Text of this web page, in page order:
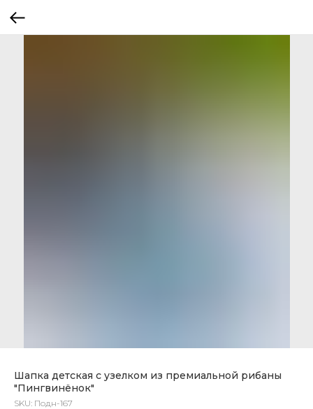
Шапка детская с узелком из премиальной рибаны
"Пингвинёнок"
SKU: Подн-167